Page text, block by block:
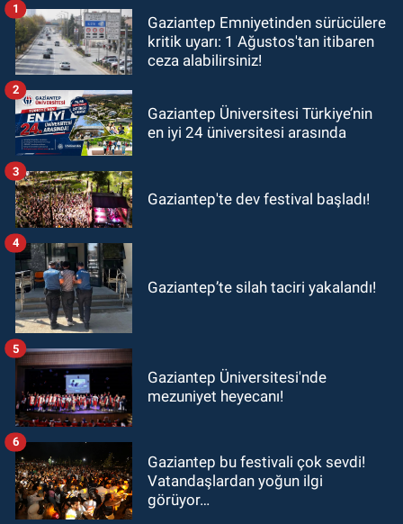
Gaziantep Emniyetinden sürücülere
kritik uyarı: 1 Ağustos'tan itibaren
ceza alabilirsiniz!
1
Gaziantep Üniversitesi Türkiye’nin
en iyi 24 üniversitesi arasında
2
Gaziantep'te dev festival başladı!
3
Gaziantep’te silah taciri yakalandı!
4
Gaziantep Üniversitesi'nde
mezuniyet heyecanı!
5
Gaziantep bu festivali çok sevdi!
Vatandaşlardan yoğun ilgi
görüyor…
6